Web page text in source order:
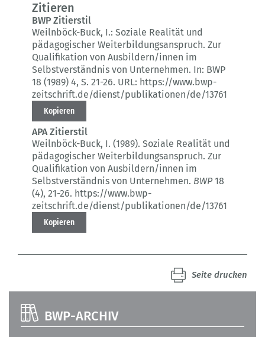
Zitieren
BWP Zitierstil
Weilnböck-Buck, I.: Soziale Realität und
pädagogischer Weiterbildungsanspruch. Zur
Qualifikation von Ausbildern/innen im
Selbstverständnis von Unternehmen. In: BWP
18 (1989) 4, S. 21-26. URL: https://www.bwp-
zeitschrift.de/dienst/publikationen/de/13761
Kopieren
APA Zitierstil
Weilnböck-Buck, I. (1989). Soziale Realität und
pädagogischer Weiterbildungsanspruch. Zur
Qualifikation von Ausbildern/innen im
Selbstverständnis von Unternehmen. BWP18
(4), 21-26. https://www.bwp-
zeitschrift.de/dienst/publikationen/de/13761
Kopieren
Seite drucken
BWP-ARCHIV